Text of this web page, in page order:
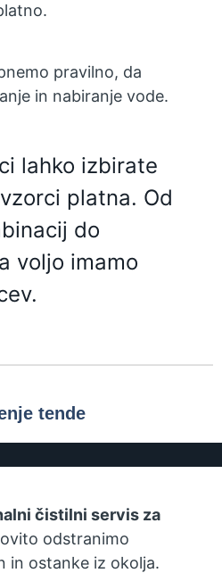
pravilno, da
in nabiranje vode.
lahko izbirate
platna. Od
do
voljo imamo
tende
čistilni servis za
odstranimo
in ostanke iz okolja.